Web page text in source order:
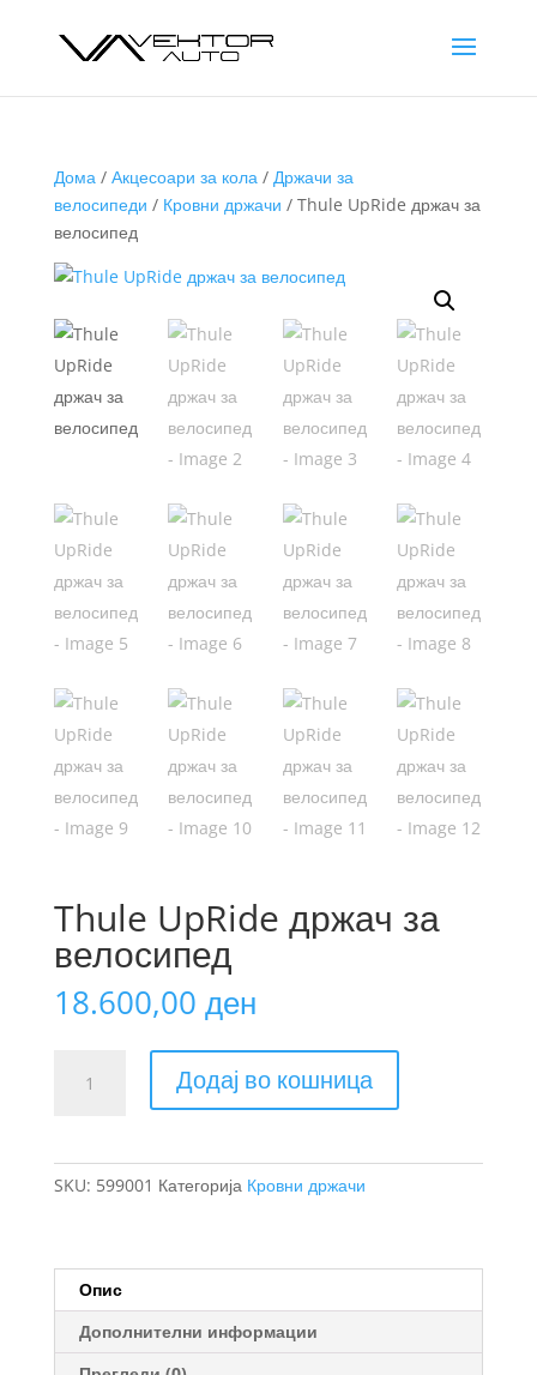
Дома/ Акцесоари за кола/ Држачи за
велосипеди / Кровни држачи / Thule UpRide држач за
велосипед
Thule UpRide држач за
велосипед
18.600,00 ден
UpRide
Додај во кошница
SKU: 599001 Категорија Кровни држачи
Опис
Дополнителни информации